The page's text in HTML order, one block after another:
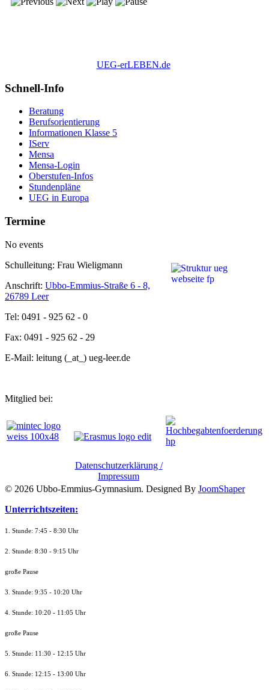
UEG-erLEBEN.de
Schnell-Info
Beratung
Berufsorientierung
Informationen Klasse 5
IServ
Mensa
Mensa-Login
Oberstufen-Infos
Stundenpläne
UEG in Europa
Termine
No events
Schulleitung: Frau Wieligmann
Anschrift: Ubbo-Emmius-Straße 6 - 8,
26789 Leer
Tel: 0491 - 925 62 - 0
Fax: 0491 - 925 62 - 29
E-Mail: leitung (_at_) ueg-leer.de
Mitglied bei:
Datenschutzerklärung /
Impressum
© 2026 Ubbo-Emmius-Gymnasium. Designed By JoomShaper
Unterrichtszeiten:
1. Stunde: 7:45 - 8:30 Uhr
2. Stunde: 8:30 - 9:15 Uhr
große Pause
3. Stunde: 9:35 - 10:20 Uhr
4. Stunde: 10:20 - 11:05 Uhr
große Pause
5. Stunde: 11:30 - 12:15 Uhr
6. Stunde: 12:15 - 13:00 Uhr